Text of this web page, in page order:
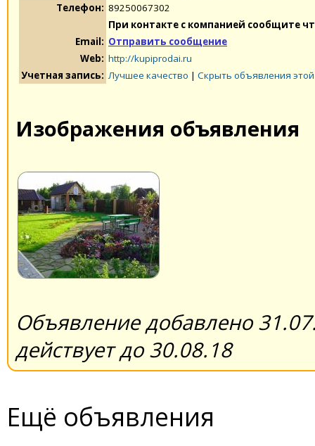
Телефон: 89250067302
При контакте с компанией сообщите
Email: Отправить сообщение
Web: http://kupiprodai.ru
Учетная запись: Лучшее качество | Скрыть объявления
Изображения объявления
Объявление добавлено
действует до 30.08.18
Ещё объявления